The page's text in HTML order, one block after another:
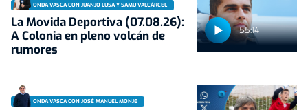
55:14
ONDA VASCA CON JUANJO LUSA Y SAMU VALCÁRCEL
La Movida Deportiva (07.08.26):
A Colonia en pleno volcán de
rumores
ONDA VASCA CON JOSÉ MANUEL MONJE